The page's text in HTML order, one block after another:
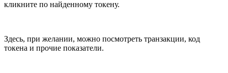
кликните по найденному токену.
Здесь, при желании, можно посмотреть транзакции, код
токена и прочие показатели.